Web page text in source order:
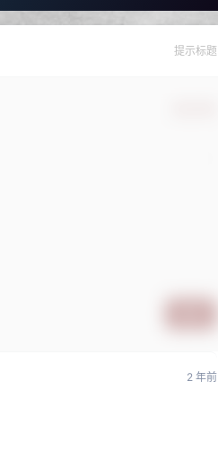
提示标题
2 年前